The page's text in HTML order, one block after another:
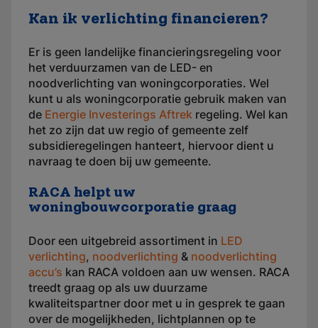
Kan ik verlichting financieren?
Er is geen landelijke financieringsregeling voor
het verduurzamen van de LED- en
noodverlichting van woningcorporaties. Wel
kunt u als woningcorporatie gebruik maken van
de Energie Investerings Aftrek regeling. Wel kan
het zo zijn dat uw regio of gemeente zelf
subsidieregelingen hanteert, hiervoor dient u
navraag te doen bij uw gemeente.
RACA helpt uw
woningbouwcorporatie graag
Door een uitgebreid assortiment in LED
verlichting, noodverlichting & noodverlichting
accu’s kan RACA voldoen aan uw wensen. RACA
treedt graag op als uw duurzame
kwaliteitspartner door met u in gesprek te gaan
over de mogelijkheden, lichtplannen op te